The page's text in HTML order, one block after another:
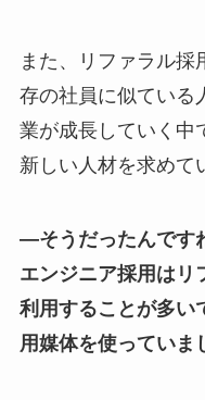
また、リファラル採
存の社員に似ている
業が成長していく中
新しい人材を求めて
―そうだったんです
エンジニア採用はリ
利用することが多い
用媒体を使っていま